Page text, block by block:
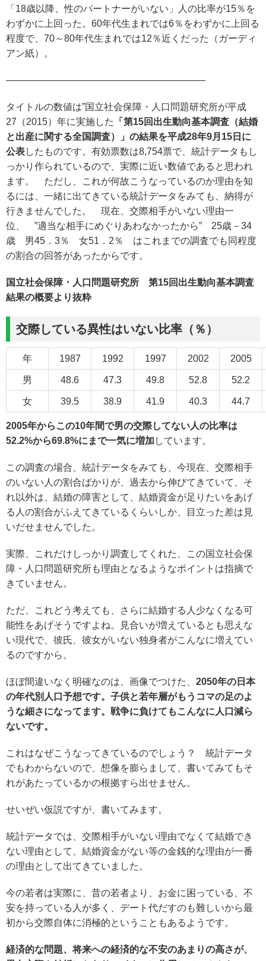
「18歳以降、性のパートナーがいない」人の比率が15％を
わずかに上回った。60年代生まれでは6％をわずかに上回る
程度で、70～80年代生まれでは12％近くだった（ガーディ
アン紙）。
—————————————————————
タイトルの数値は”国立社会保障・人口問題研究所が平成
27（2015）年に実施した
「第15回出生動向基本調査（結婚
と出産に関する全国調査）」の結果を平成28年9月15日に
公表したものです。有効票数は8,754票で、統計データもし
っかり作られているので、実際に近い数値であると思われ
ます。 ただし、これが何故こうなっているのか理由を知
るには、一緒に出てきている統計データをみても、納得が
行きませんでした。 現在、交際相手がいない理由一
位、 ”適当な相手にめぐりあわなかったから” 25歳－34
歳 男45．3％ 女51．2％ はこれまでの調査でも同程度
の割合の回答があったからです。
国立社会保障・人口問題研究所 第15回出生動向基本調査
結果の概要より抜粋
交際している異性はいない比率（％）
年 1987 1992 1997 2002 2005
男 48.6 47.3 49.8 52.8 52.2
女 39.5 38.9 41.9 40.3 44.7
2005年からこの10年間で男の交際してない人の比率は
52.2%から69.8%にまで一気に増加 しています。
この調査の場合、統計データをみても、今現在、交際相手
のいない人の割合ばかりが、過去から伸びてきていて、そ
れ以外は、結婚の障害として、結婚資金が足りたいをあげ
る人の割合がふえてきているくらいしか、目立った差は見
いだせませんでした。
実際、これだけしっかり調査してくれた、この国立社会保
障・人口問題研究所も理由となるようなポイントは指摘で
きていません。
ただ、これどう考えても、さらに結婚する人少なくなる可
能性をあげそうですよね。見合いが増えているとも思えな
い現代で、彼氏、彼女がいない独身者がこんなに増えてい
るのですから。
ほぼ間違いなく明確なのは、画像でつけた、 2050年の日本
の年代別人口予想です。子供と若年層がもうコマの足のよ
うな細さになってます。戦争に負けてもこんなに人口減ら
ないです。
これはなぜこうなってきているのでしょう？ 統計データ
でもわからないので、想像を膨らまして、書いてみてもそ
れがあたっているかの根拠すら出せません。
せいぜい仮説ですが、書いてみます。
統計データでは、交際相手がいない理由でなくて結婚でき
ない理由として、結婚資金がない等の金銭的な理由が一番
の理由として出てきていました。
今の若者は実際に、昔の若者より、お金に困っている、不
安を持っている人が多く、デート代だすのも難しいから最
初から交際自体に消極的ということもあるようです。
経済的な問題、将来への経済的な不安のあまりの高さが、